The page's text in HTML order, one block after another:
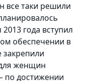
все таки решили
года вступил
обеспечении в
закрепили
женщин
по достижении